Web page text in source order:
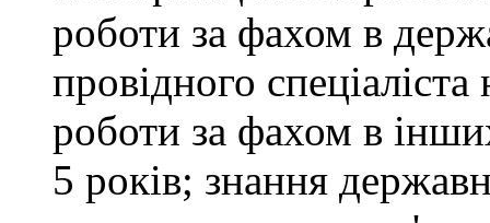
роботи за фахом в
провідного
роботи за фахом в
5 років; знання